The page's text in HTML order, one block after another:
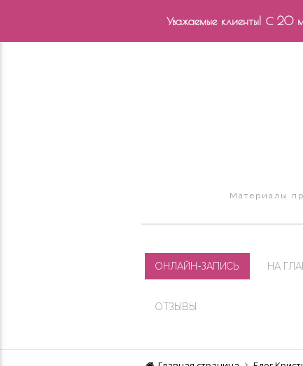
Материалы
ОНЛАЙН-ЗАПИСЬ НА
ОТЗЫВЫ
Уважаемые клиенты! С 20